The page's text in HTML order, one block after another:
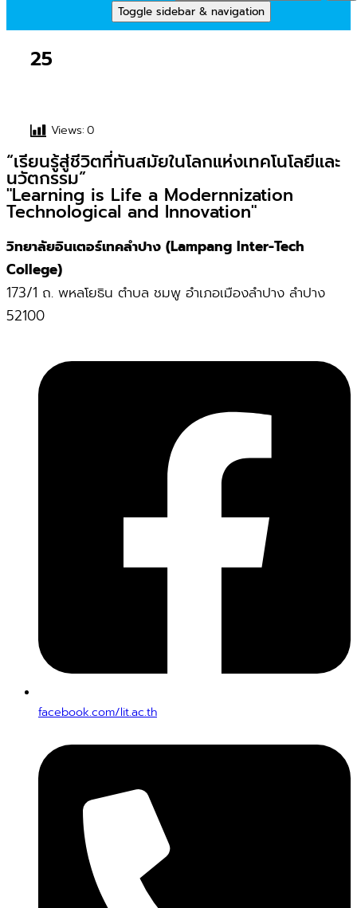
Toggle sidebar & navigation
25
Views:0
“เรียนรู้สู่ชีวิตที่ทันสมัยในโลกแห่งเทคโนโลยีและ
นวัตกรรม”
"Learning is Life a Modernnization
Technological and Innovation"
วิทยาลัยอินเตอร์เทคลำปาง (Lampang Inter-Tech
College)
173/1 ถ. พหลโยธิน ตำบล ชมพู อำเภอเมืองลำปาง ลำปาง
52100
facebook.com/lit.ac.th